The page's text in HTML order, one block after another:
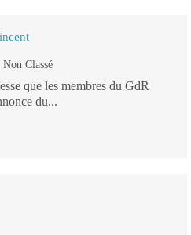
Non Classé
que les membres du GdR
du...